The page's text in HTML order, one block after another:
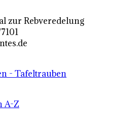
zur Rebveredelung
- Tafeltrauben
A-Z